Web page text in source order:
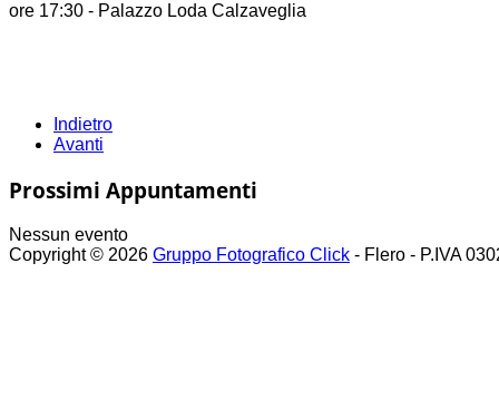
ore 17:30 - Palazzo Loda Calzaveglia
Indietro
Avanti
Prossimi Appuntamenti
Nessun evento
Copyright © 2026 Gruppo Fotografico Click - Flero - P.IVA